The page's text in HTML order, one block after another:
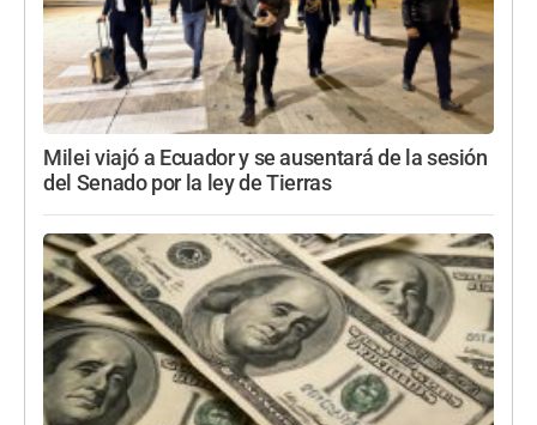
Milei viajó a Ecuador y se ausentará de la sesión
del Senado por la ley de Tierras